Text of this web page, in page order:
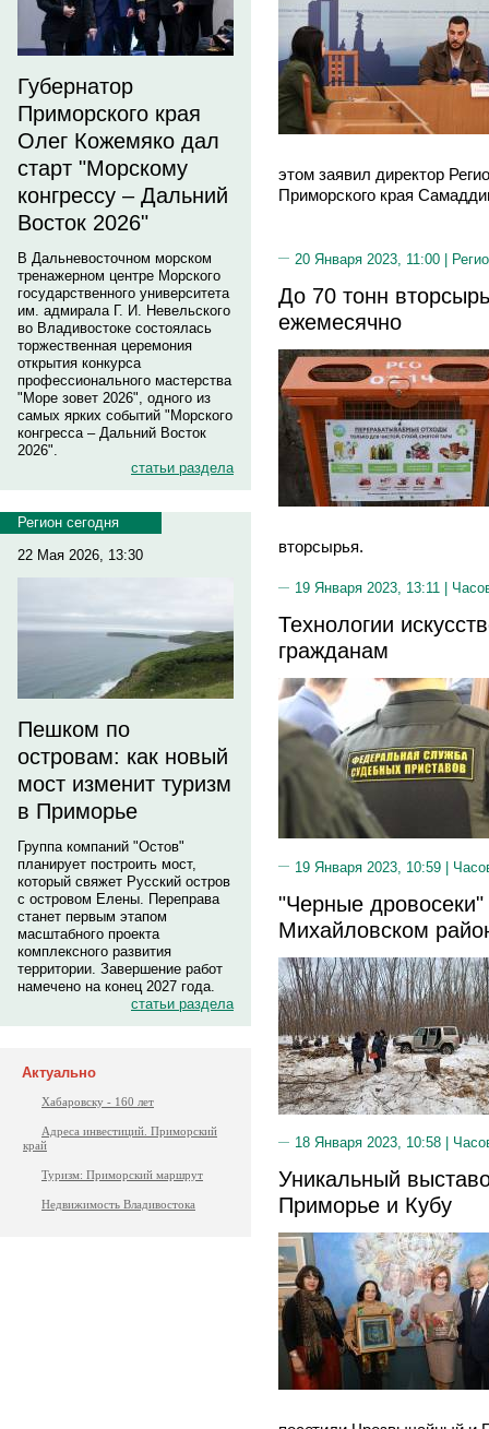
Губернатор
Приморского края
Олег Кожемяко дал
старт "Морскому
конгрессу – Дальний
Восток 2026"
В Дальневосточном морском
тренажерном центре Морского
государственного университета
им. адмирала Г. И. Невельского
во Владивостоке состоялась
торжественная церемония
открытия конкурса
профессионального мастерства
"Море зовет 2026", одного из
самых ярких событий "Морского
конгресса – Дальний Восток
2026".
статьи раздела
Регион сегодня
22 Мая 2026, 13:30
Пешком по
островам: как новый
мост изменит туризм
в Приморье
Группа компаний "Остов"
планирует построить мост,
который свяжет Русский остров
с островом Елены. Переправа
станет первым этапом
масштабного проекта
комплексного развития
территории. Завершение работ
намечено на конец 2027 года.
статьи раздела
Актуально
Хабаровску - 160 лет
Адреса инвестиций. Приморский
край
Туризм: Приморский маршрут
Недвижимость Владивостока
этом заявил директор
Приморского края
20 Января 2023, 11:00 |
До 70 тонн
ежемесячно
вторсырья.
19 Января 2023, 13:11 |
Технологии
гражданам
19 Января 2023, 10:59 |
"Черные
Михайловском
18 Января 2023, 10:58 |
Уникальный
Приморье и Кубу